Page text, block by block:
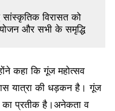
सांस्कृतिक विरासत को
और सभी के समृद्धि
कहा कि गूंज महोत्सव
यात्रा की धड़कन है। गूंज
का प्रतीक है।अनेकता व